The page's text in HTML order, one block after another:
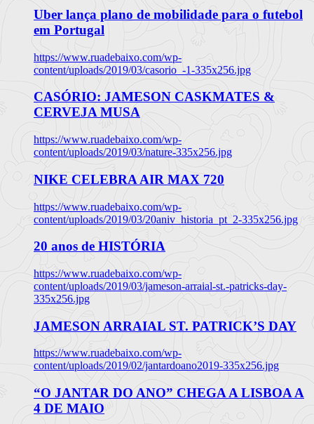
Uber lança plano de mobilidade para o futebol
em Portugal
https://www.ruadebaixo.com/wp-
content/uploads/2019/03/casorio_-1-335x256.jpg
CASÓRIO: JAMESON CASKMATES &
CERVEJA MUSA
https://www.ruadebaixo.com/wp-
content/uploads/2019/03/nature-335x256.jpg
NIKE CELEBRA AIR MAX 720
https://www.ruadebaixo.com/wp-
content/uploads/2019/03/20aniv_historia_pt_2-335x256.jpg
20 anos de HISTÓRIA
https://www.ruadebaixo.com/wp-
content/uploads/2019/03/jameson-arraial-st.-patricks-day-
335x256.jpg
JAMESON ARRAIAL ST. PATRICK’S DAY
https://www.ruadebaixo.com/wp-
content/uploads/2019/02/jantardoano2019-335x256.jpg
“O JANTAR DO ANO” CHEGA A LISBOA A
4 DE MAIO